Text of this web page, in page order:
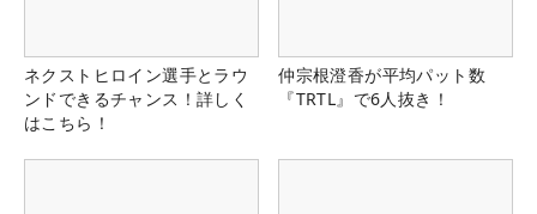
ネクストヒロイン選手とラウ
ンドできるチャンス！詳しく
はこちら！
仲宗根澄香が平均パット数
『TRTL』で6人抜き！